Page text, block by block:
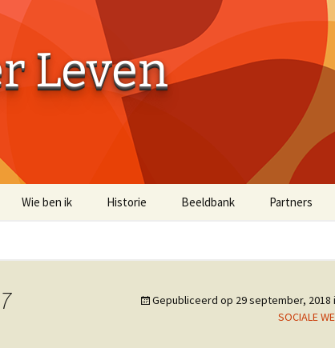
Leven
Wie ben ik Historie Beeldbank
Historische Beelden
Partners
Gepubliceerd op 29 september, 2018
SOCIALE